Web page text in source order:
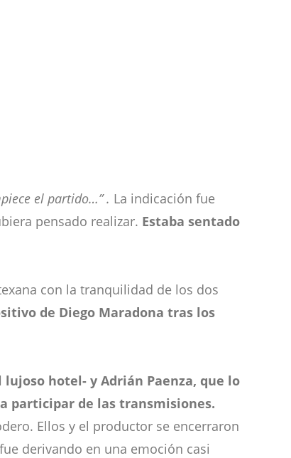
el partido…” . La indicación fue
pensado realizar. Estaba sentado
con la tranquilidad de los dos
de Diego Maradona tras los
hotel- y Adrián Paenza, que lo
participar de las transmisiones.
Ellos y el productor se encerraron
derivando en una emoción casi